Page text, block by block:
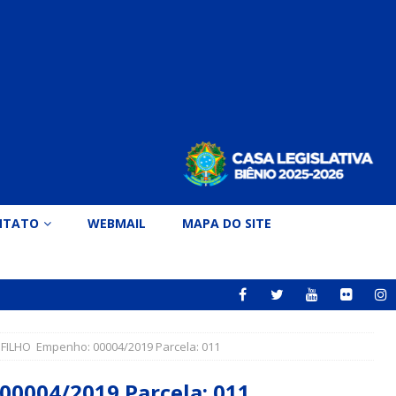
WEBMAIL MAPA DO SITE
FILHO Empenho: 00004/2019 Parcela: 011